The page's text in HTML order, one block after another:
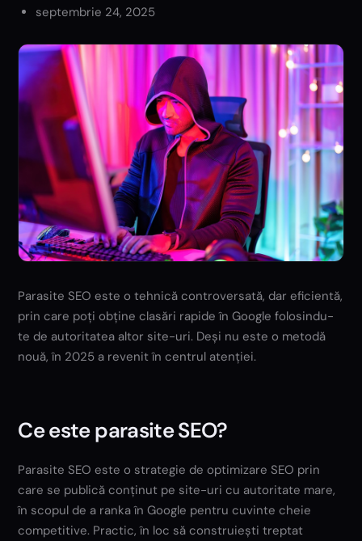
septembrie 24, 2025
Parasite SEO este o tehnică controversată, dar eficientă,
prin care poți obține clasări rapide în Google folosindu-
te de autoritatea altor site-uri. Deși nu este o metodă
nouă, în 2025 a revenit în centrul atenției.
Ce este parasite SEO?
Parasite SEO este o strategie de optimizare SEO prin
care se publică conținut pe site-uri cu autoritate mare,
în scopul de a ranka în Google pentru cuvinte cheie
competitive. Practic, în loc să construiești treptat